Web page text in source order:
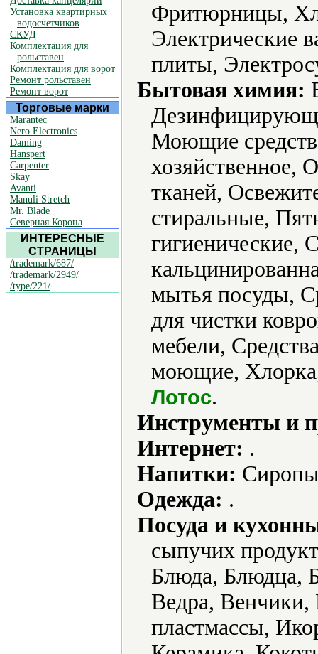
Установка квартирных
водосчетчиков
СКУД
Комплектация для
рольставен
Комплектация для ворот
Ремонт рольставен
Ремонт ворот
Торговые марки
Marantec
Nero Electronics
Daming
Hanspert
Carpenter
Skay
Avanti
Manuli Stretch
Mr. Blade
Северная Корона
ИНТЕРЕСНЫЕ
СТРАНИЦЫ
/trademark/687/
/trademark/2949/
/type/221/
Фритюрницы,
Электрические
плиты,
Бытовая химия:
Моющие
хозяйственное,
тканей,
стиральные,
гигиенические,
мытья посуды,
для чистки
мебели,
моющие,
Лотос.
Инструменты и
Интернет: .
Напитки:
Одежда: .
Посуда и
сыпучих
Блюда, Блюдца,
Ведра,
пластмассы,